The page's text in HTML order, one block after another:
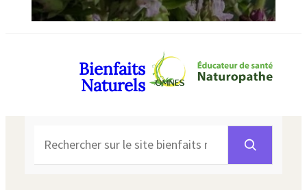
Bienfaits
Naturels